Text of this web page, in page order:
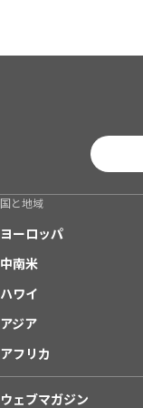
国と地域
ヨーロッパ
中南米
ハワイ
アジア
アフリカ
ウェブマガジン